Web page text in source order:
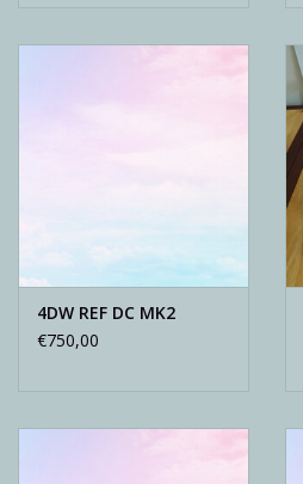
4DW REF DC MK2
€750,00